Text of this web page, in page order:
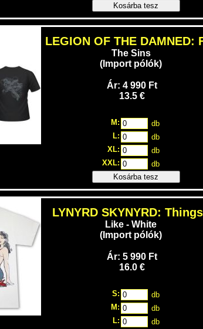
Kosárba tesz
LEGION OF THE DAMNED:
The Sins
(Import pólók)
Ár: 4 990 Ft
13.5 €
M:
db
L:
db
XL:
db
XXL:
db
Kosárba tesz
LYNYRD SKYNYRD:
Like - White
(Import pólók)
Ár: 5 990 Ft
16.0 €
S:
db
M:
db
L:
db